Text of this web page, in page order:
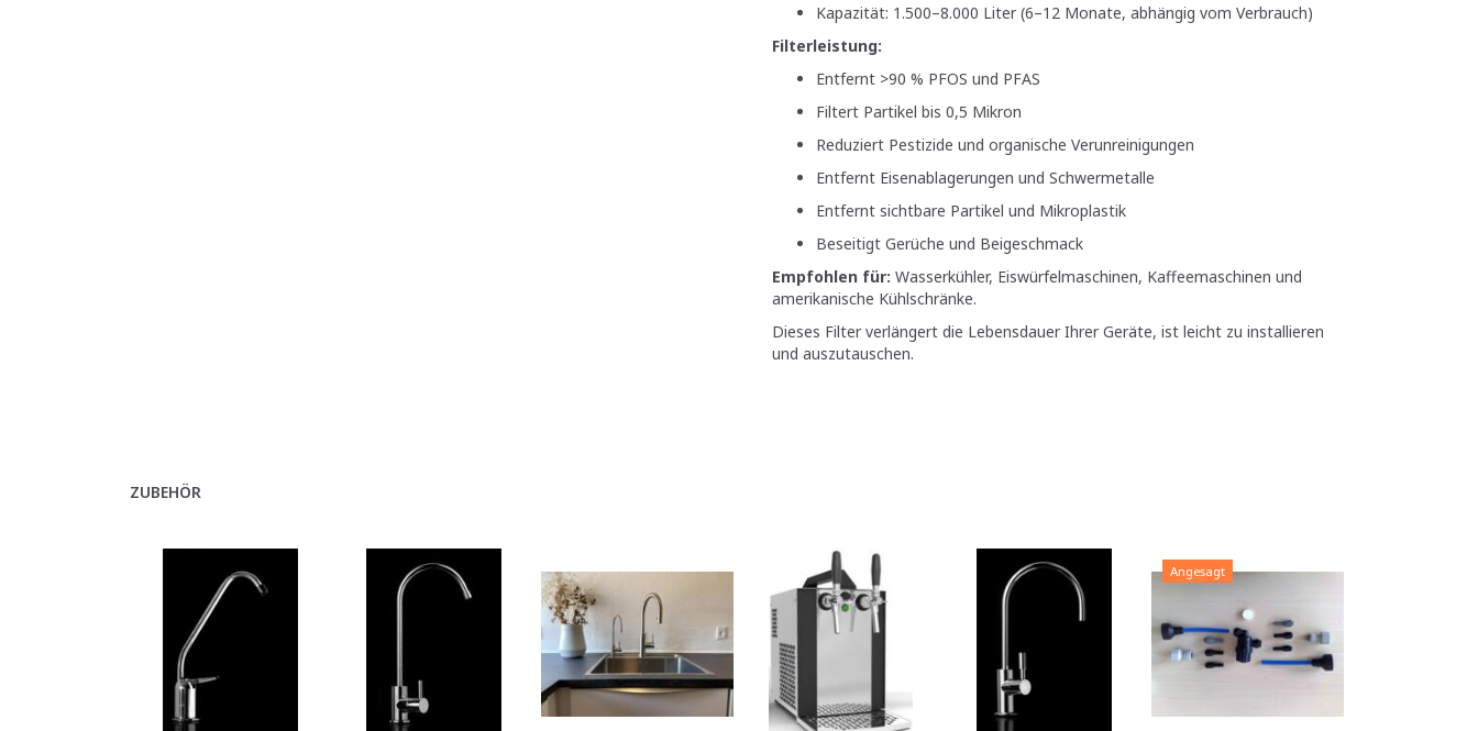
Kapazität: 1.500–8.000 Liter (6–12 Monate, abhängig vom Verbrauch)
Filterleistung:
Entfernt >90 % PFOS und PFAS
Filtert Partikel bis 0,5 Mikron
Reduziert Pestizide und organische Verunreinigungen
Entfernt Eisenablagerungen und Schwermetalle
Entfernt sichtbare Partikel und Mikroplastik
Beseitigt Gerüche und Beigeschmack
Empfohlen für: Wasserkühler, Eiswürfelmaschinen, Kaffeemaschinen und
amerikanische Kühlschränke.
Dieses Filter verlängert die Lebensdauer Ihrer Geräte, ist leicht zu installieren
und auszutauschen.
ZUBEHÖR
Angesagt